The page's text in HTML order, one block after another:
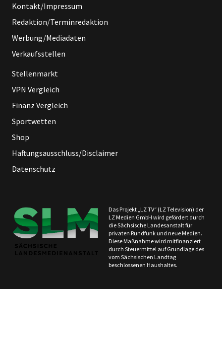
Kontakt/Impressum
Redaktion/Terminredaktion
Werbung/Mediadaten
Verkaufsstellen
Stellenmarkt
VPN Vergleich
Finanz Vergleich
Sportwetten
Shop
Haftungsausschluss/Disclaimer
Datenschutz
Das Projekt „LZ TV“ (LZ Television) der
LZ Medien GmbH wird gefördert durch
die Sächsische Landesanstalt für
privaten Rundfunk und neue Medien.
Diese Maßnahme wird mitfinanziert
durch Steuermittel auf Grundlage des
vom Sächsischen Landtag
beschlossenen Haushaltes.